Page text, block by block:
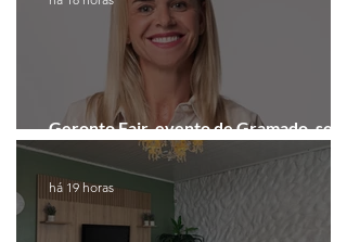
Geronto Fair, evento de Gramado, será
realizada em formato digital
há 19 horas